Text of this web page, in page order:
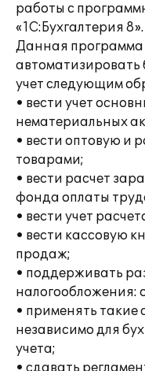
работы с
«1С:Бухгалтерия 8».
Данная программа
автоматизировать
учет следующим
• вести учет
нематериальных
• вести оптовую и
товарами;
• вести расчет
фонда оплаты
• вести учет
• вести кассовую
продаж;
• поддерживать
• применять
независимо для
учета;
• сдавать